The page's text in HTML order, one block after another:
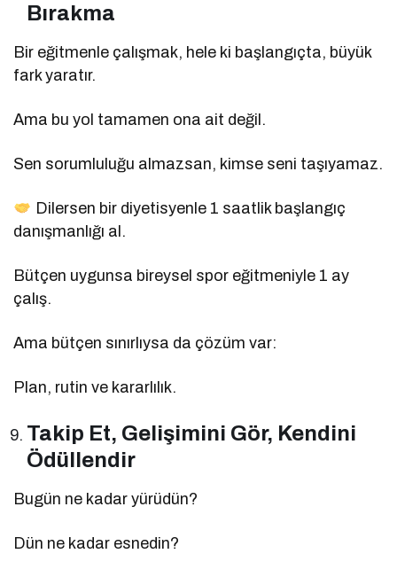
Bırakma
Bir eğitmenle çalışmak, hele ki başlangıçta, büyük
fark yaratır.
Ama bu yol tamamen ona ait değil.
Sen sorumluluğu almazsan, kimse seni taşıyamaz.
Dilersen bir diyetisyenle 1 saatlik başlangıç
danışmanlığı al.
Bütçen uygunsa bireysel spor eğitmeniyle 1 ay
çalış.
Ama bütçen sınırlıysa da çözüm var:
Plan, rutin ve kararlılık.
Takip Et, Gelişimini Gör, Kendini
Ödüllendir
Bugün ne kadar yürüdün?
Dün ne kadar esnedin?